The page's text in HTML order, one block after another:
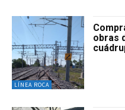
LÍNEA ROCA
obras